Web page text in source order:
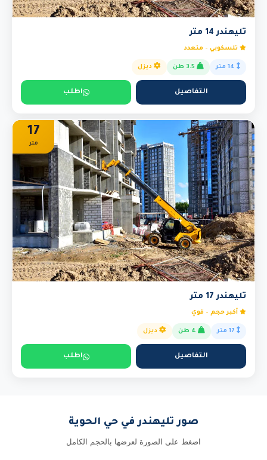
تليهندر 14 متر
تلسكوبي - متعدد
ديزل
التفاصيل اطلب
17
متر
تليهندر 17 متر
أكبر حجم - قوي
ديزل
التفاصيل اطلب
صور تليهندر في حي الحوية
اضغط على الصورة لعرضها بالحجم الكامل